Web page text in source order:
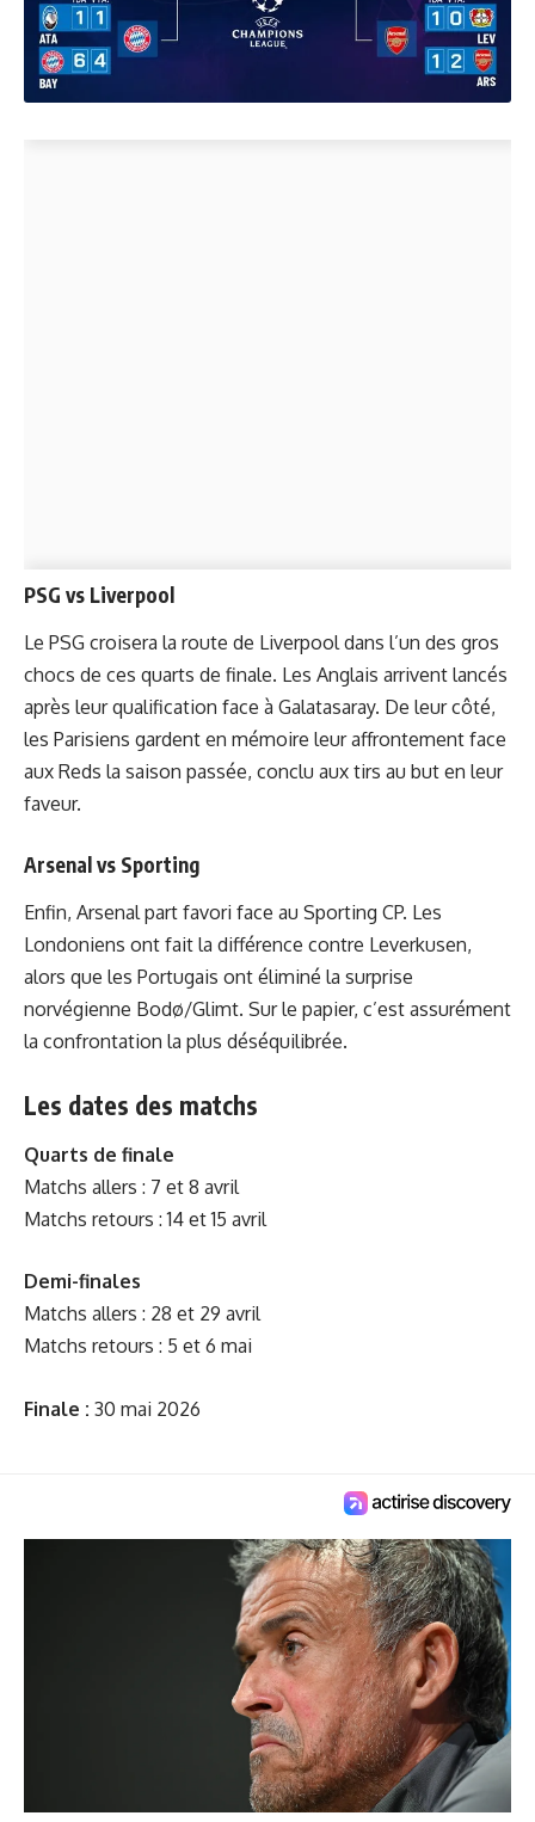
PSG vs Liverpool
Le PSG croisera la route de Liverpool dans l’un des gros
chocs de ces quarts de finale. Les Anglais arrivent lancés
après leur qualification face à Galatasaray. De leur côté,
les Parisiens gardent en mémoire leur affrontement face
aux Reds la saison passée, conclu aux tirs au but en leur
faveur.
Arsenal vs Sporting
Enfin, Arsenal part favori face au Sporting CP. Les
Londoniens ont fait la différence contre Leverkusen,
alors que les Portugais ont éliminé la surprise
norvégienne Bodø/Glimt. Sur le papier, c’est assurément
la confrontation la plus déséquilibrée.
Les dates des matchs
Quarts de finale
Matchs allers : 7 et 8 avril
Matchs retours : 14 et 15 avril
Demi-finales
Matchs allers : 28 et 29 avril
Matchs retours : 5 et 6 mai
Finale : 30 mai 2026